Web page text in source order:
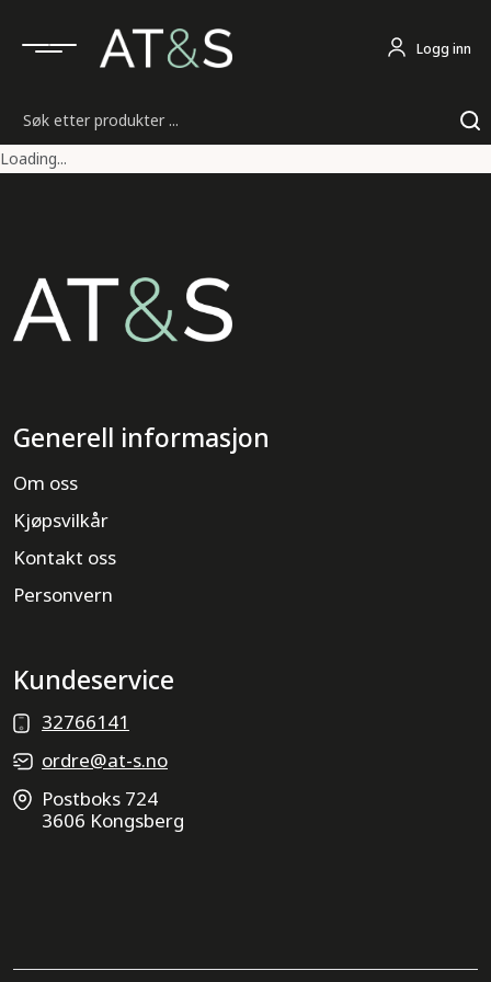
Logg inn
Loading...
Generell informasjon
Om oss
Kjøpsvilkår
Kontakt oss
Personvern
Kundeservice
32766141
ordre@at-s.no
Postboks 724
3606 Kongsberg